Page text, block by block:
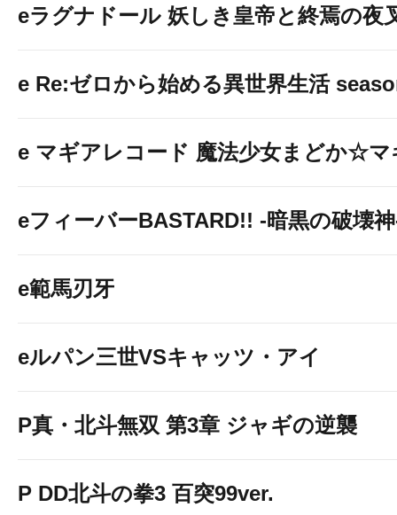
静岡セノバ・静
おすすめル
eラグナドール 妖しき皇帝と終焉の夜
e Re:ゼロから始める異世界生活
e マギアレコード 魔法少女まどか☆マ
eフィーバーBASTARD!! -暗黒の破壊
e範馬刃牙
eルパン三世VSキャッツ・アイ
P真・北斗無双 第3章 ジャギの逆襲
P DD北斗の拳3 百突99ver.